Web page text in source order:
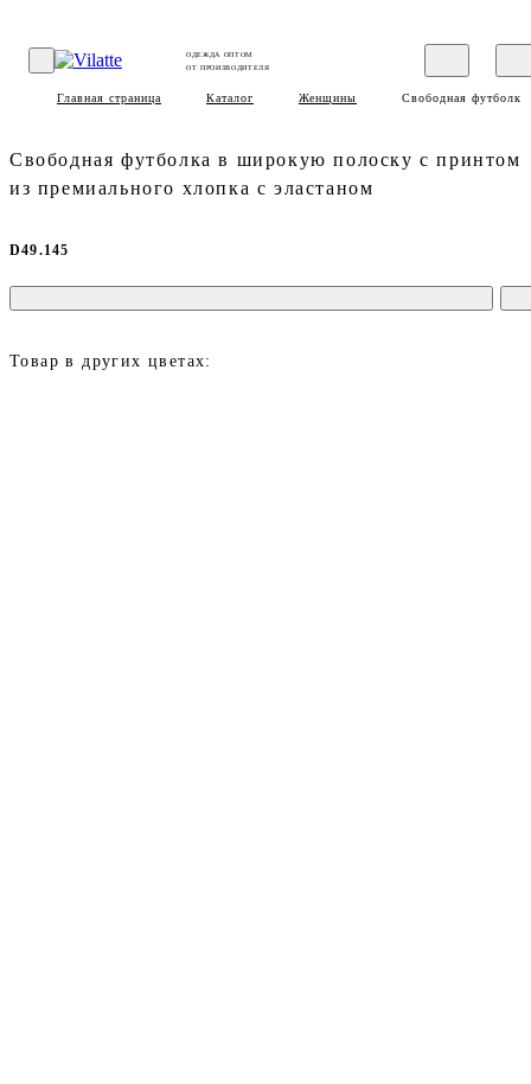
ОДЕЖДА ОПТОМ
ОТ ПРОИЗВОДИТЕЛЯ
Главная страница Каталог Женщины Свободная
Свободная футболка в широкую полоску с принтом
из премиального хлопка с эластаном
D49.145
Товар в других цветах: